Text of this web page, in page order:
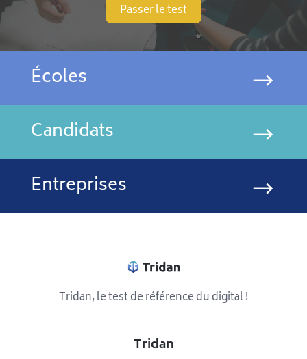
Passer le test
Écoles
Candidats
Entreprises
Tridan, le test de référence du digital !
Tridan